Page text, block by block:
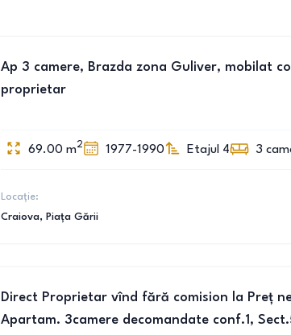
Ap 3 camere, Brazda zona Guliver, mobilat
proprietar
69.00 m2 1977-1990 Etajul 4 3
Locație:
Craiova, Piața Gării
Direct Proprietar vînd fără comision la Preț
Apartam. 3camere decomandate conf.1,